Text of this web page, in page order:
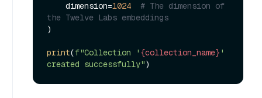
    dimension=
1024
# The dimension of
the Twelve Labs embeddings
)
print(f"Collection ' {collection_name} '
created successfully"